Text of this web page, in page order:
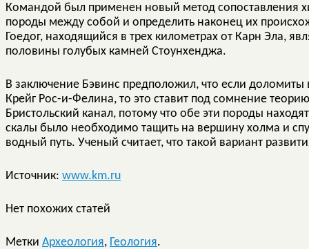
Командой был применен новый метод сопоставления
породы между собой и определить наконец их
Гоедог, находящийся в трех километрах от Карн Эла,
половины голубых камней Стоунхенджа.
В заключение Бэвинс предположил, что если
Крейг Рос-и-Фелина, то это ставит под сомнение
Бристольский канал, потому что обе эти породы
скалы было необходимо тащить на вершину холма и
водный путь. Ученый считает, что такой вариант
Источник: www.km.ru
Нет похожих статей
Метки Археология, Геология.